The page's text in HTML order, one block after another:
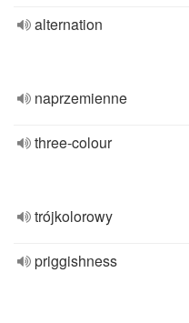
alternation
naprzemienne
three-colour
trójkolorowy
priggishness